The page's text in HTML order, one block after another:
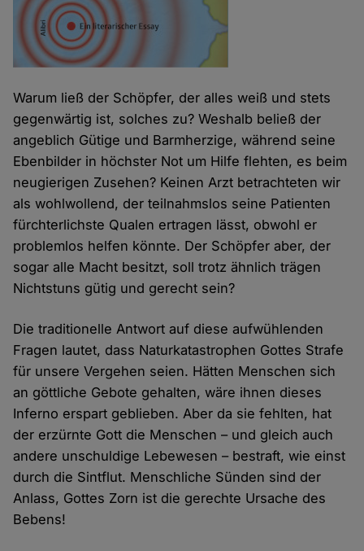
Warum ließ der Schöpfer, der alles weiß und stets
gegenwärtig ist, solches zu? Weshalb beließ der
angeblich Gütige und Barmherzige, während seine
Ebenbilder in höchster Not um Hilfe flehten, es beim
neugierigen Zusehen? Keinen Arzt betrachteten wir
als wohlwollend, der teilnahmslos seine Patienten
fürchterlichste Qualen ertragen lässt, obwohl er
problemlos helfen könnte. Der Schöpfer aber, der
sogar alle Macht besitzt, soll trotz ähnlich trägen
Nichtstuns gütig und gerecht sein?
Die traditionelle Antwort auf diese aufwühlenden
Fragen lautet, dass Naturkatastrophen Gottes Strafe
für unsere Vergehen seien. Hätten Menschen sich
an göttliche Gebote gehalten, wäre ihnen dieses
Inferno erspart geblieben. Aber da sie fehlten, hat
der erzürnte Gott die Menschen – und gleich auch
andere unschuldige Lebewesen – bestraft, wie einst
durch die Sintflut. Menschliche Sünden sind der
Anlass, Gottes Zorn ist die gerechte Ursache des
Bebens!